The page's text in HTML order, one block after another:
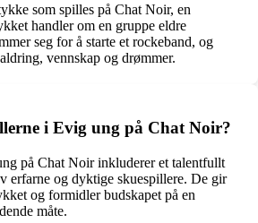
som spilles på Chat Noir, en
handler om en gruppe eldre
seg for å starte et rockeband, og
vennskap og drømmer.
i Evig ung på Chat Noir?
på Chat Noir inkluderer et talentfullt
erfarne og dyktige skuespillere. De gir
og formidler budskapet på en
måte.